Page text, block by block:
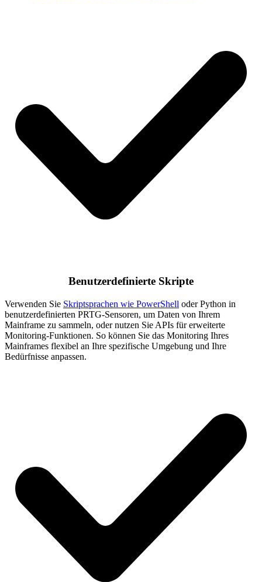
Benutzerdefinierte Skripte
Verwenden Sie Skriptsprachen wie PowerShell oder Python in
benutzerdefinierten PRTG-Sensoren, um Daten von Ihrem
Mainframe zu sammeln, oder nutzen Sie APIs für erweiterte
Monitoring-Funktionen. So können Sie das Monitoring Ihres
Mainframes flexibel an Ihre spezifische Umgebung und Ihre
Bedürfnisse anpassen.